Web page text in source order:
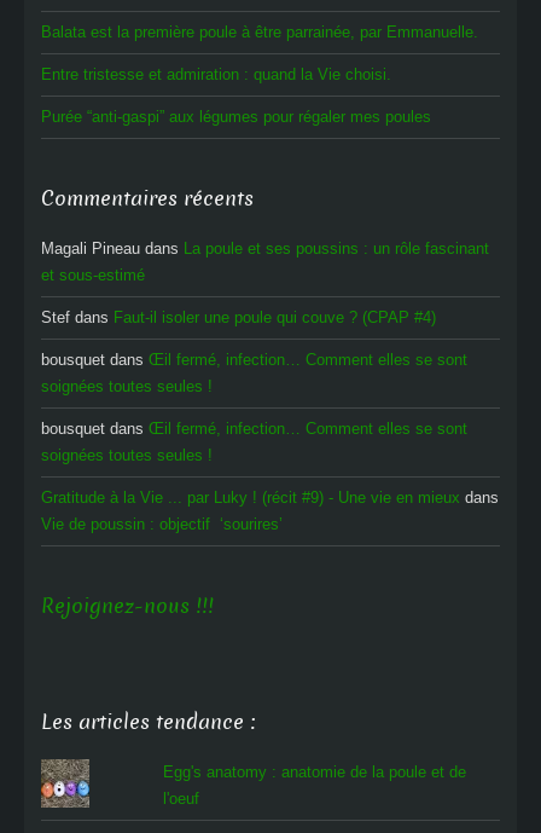
Balata est la première poule à être parrainée, par Emmanuelle.
Entre tristesse et admiration : quand la Vie choisi.
Purée “anti-gaspi” aux légumes pour régaler mes poules
Commentaires récents
Magali Pineau dans
La poule et ses poussins : un rôle fascinant
et sous-estimé
Stef dans Faut-il isoler une poule qui couve ? (CPAP #4)
bousquet dans Œil fermé, infection… Comment elles se sont
soignées toutes seules !
bousquet dans Œil fermé, infection… Comment elles se sont
soignées toutes seules !
Gratitude à la Vie ... par Luky ! (récit #9) - Une vie en mieux dans
Vie de poussin : objectif ‘sourires’
Rejoignez-nous !!!
Les articles tendance :
Egg's anatomy : anatomie de la poule et de
l'oeuf